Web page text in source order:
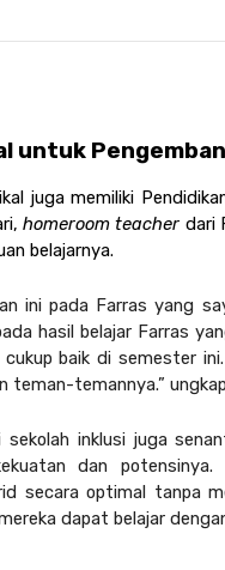
untuk
juga memiliki
homeroom teacher dari
belajarnya.
ini pada Farras yang
hasil belajar Farras
cukup baik di semester
teman-temannya.”
sekolah inklusi juga
dan potensinya.
secara optimal tanpa
dapat belajar